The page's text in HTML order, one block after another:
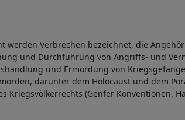
werden Verbrechen bezeichnet, die
und Durchführung von Angriffs- und
und Ermordung von
darunter dem Holocaust und dem
Kriegsvölkerrechts (Genfer Konventionen,